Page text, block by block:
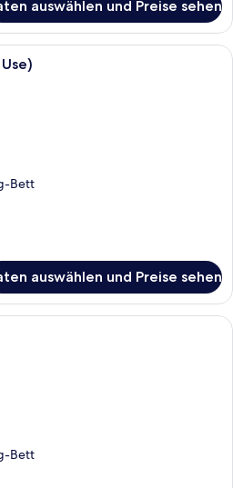
auswählen und Preise sehen
Ein Hotelzimmer mit einem großen
Bett
auswählen und Preise sehen
Ein Hotelzimmer mit einem großen
Bett